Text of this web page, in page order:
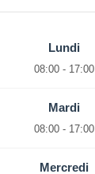
Lundi
08:00 - 17:00
Mardi
08:00 - 17:00
Mercredi